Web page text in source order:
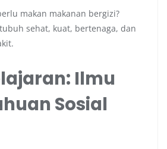
makan makanan bergizi?
sehat, kuat, bertenaga, dan
Ilmu
Sosial